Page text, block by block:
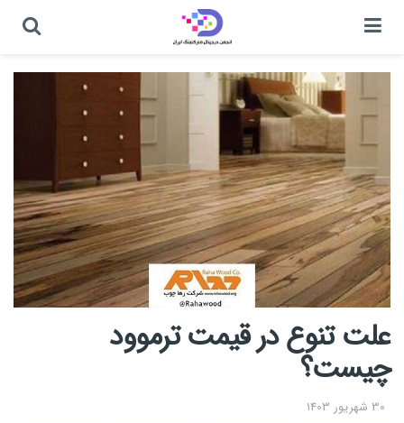
علت تنوع در قیمت ترموود
چیست؟
30 شهریور 1403